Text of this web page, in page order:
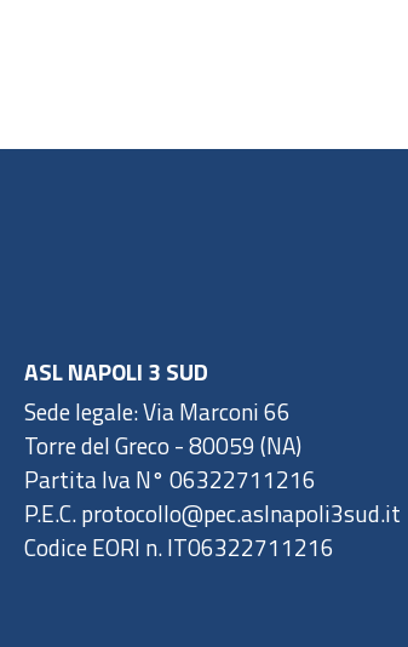
ASL NAPOLI 3 SUD
Sede legale: Via Marconi 66
Torre del Greco - 80059 (NA)
Partita Iva N° 06322711216
P.E.C. protocollo@pec.aslnapoli3sud.it
Codice EORI n. IT06322711216